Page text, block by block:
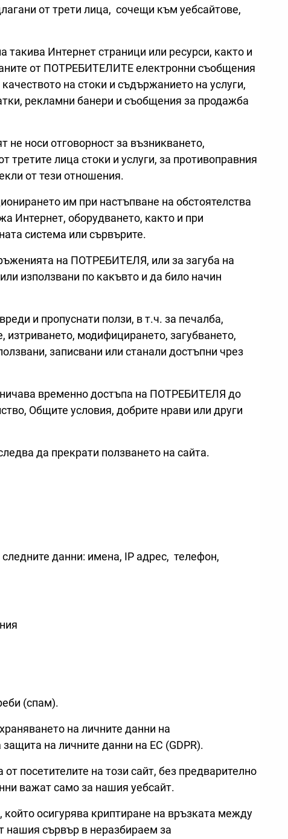
от трети лица, сочещи към уебсайтове,
Интернет страници или ресурси, както и
от ПОТРЕБИТЕЛИТЕ електронни съобщения
на стоки и съдържанието на услуги,
рекламни банери и съобщения за продажба
носи отговорност за възникването,
лица стоки и услуги, за противоправния
от тези отношения.
им при настъпване на обстоятелства
Интернет, оборудването, както и при
система или сървърите.
на ПОТРЕБИТЕЛЯ, или за загуба на
използвани по какъвто и да било начин
и пропуснати ползи, в т.ч. за печалба,
изтриването, модифицирането, загубването,
записвани или станали достъпни чрез
временно достъпа на ПОТРЕБИТЕЛЯ до
Общите условия, добрите нрави или други
да прекрати ползването на сайта.
данни: имена, IP адрес, телефон,
(спам).
на личните данни на
на личните данни на ЕС (GDPR).
на този сайт, без предварително
важат само за нашия уебсайт.
който осигурява криптиране на връзката между
нашия сървър в неразбираем за